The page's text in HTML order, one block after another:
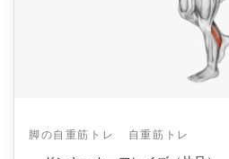
脚の自重筋トレ 自重筋トレ